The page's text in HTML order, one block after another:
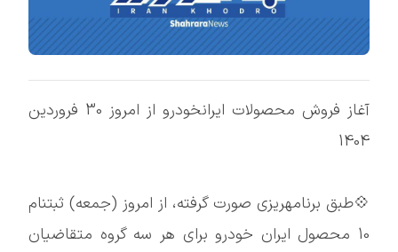
آغاز فروش محصولات ایرانخودرو از امروز 30 فروردین
1404
💠طبق برنامهریزی صورت گرفته، از امروز (جمعه) ثبتنام
10 محصول ایران خودرو برای هر سه گروه متقاضیان